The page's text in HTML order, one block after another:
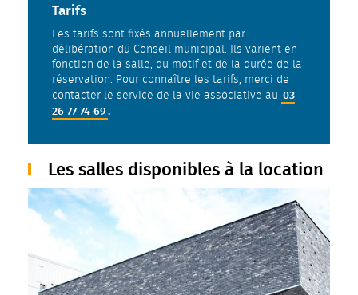
Tarifs
Les tarifs sont fixés annuellement par
délibération du Conseil municipal. Ils varient en
fonction de la salle, du motif et de la durée de la
réservation. Pour connaître les tarifs, merci de
contacter le service de la vie associative au 03
26 77 74 69.
Les salles disponibles à la location